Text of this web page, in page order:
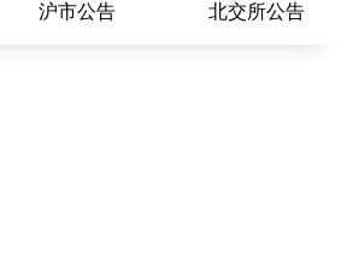
沪市公告 北交所公告